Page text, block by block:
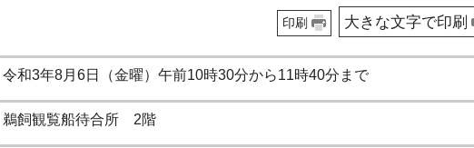
印刷 大きな文字で印刷
令和3年8月6日（金曜）午前10時30分から11時40分まで
鵜飼観覧船待合所 2階